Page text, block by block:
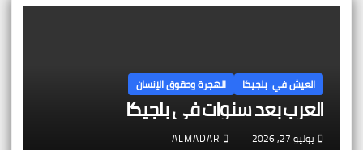
العيش في بلجيكا الهجرة وحقوق الإنسان
العرب بعد سنوات في بلجيكا
يوليو 27, 2026 ALMADAR